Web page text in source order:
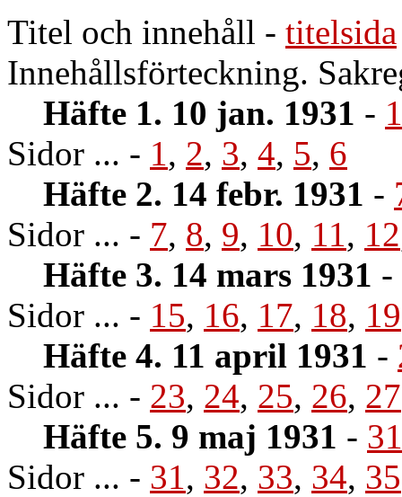
Titel och innehåll - titelsida
Innehållsförteckning.
Häfte 1. 10 jan. 1931 - 1
Sidor ... - 1, 2, 3, 4, 5, 6
Häfte 2. 14 febr. 1931 -
Sidor ... - 7, 8, 9, 10, 11, 12
Häfte 3. 14 mars 1931 -
Sidor ... - 15, 16, 17, 18, 19
Häfte 4. 11 april 1931 -
Sidor ... - 23, 24, 25, 26, 27
Häfte 5. 9 maj 1931 - 31
Sidor ... - 31, 32, 33, 34, 35